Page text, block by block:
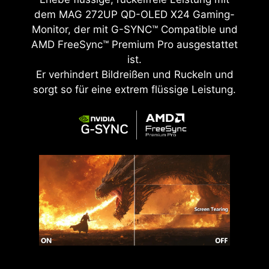
dem MAG 272UP QD-OLED X24 Gaming-
Monitor, der mit G-SYNC™ Compatible und
AMD FreeSync™ Premium Pro ausgestattet
ist.
Er verhindert Bildreißen und Ruckeln und
sorgt so für eine extrem flüssige Leistung.